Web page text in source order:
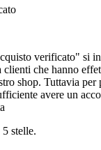
verificato" si
clienti che hanno
shop. Tuttavia per
avere un
stelle.